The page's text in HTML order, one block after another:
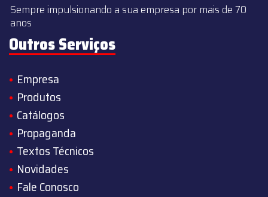
Sempre impulsionando a sua empresa por mais de 70
anos
Outros Serviços
Empresa
Produtos
Catálogos
Propaganda
Textos Técnicos
Novidades
Fale Conosco